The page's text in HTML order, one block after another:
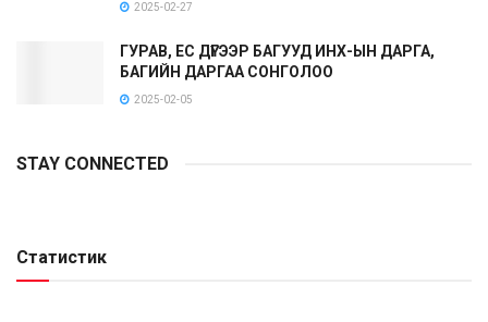
2025-02-27
ГУРАВ, ЕС ДҮГЭЭР БАГУУД ИНХ-ЫН ДАРГА,
БАГИЙН ДАРГАА СОНГОЛОО
2025-02-05
STAY CONNECTED
Статистик